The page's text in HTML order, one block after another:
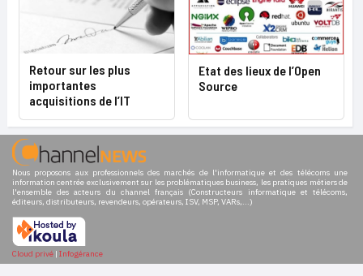
Retour sur les plus
importantes
acquisitions de l’IT
Etat des lieux de l’Open
Source
Nous proposons aux professionnels des marchés de l'informatique et des télécoms une
information centrée exclusivement sur les problématiques business, les pratiques métiers de
l'ensemble des acteurs du channel français (Constructeurs informatique et télécoms,
éditeurs, distributeurs, revendeurs, opérateurs, ISV, MSP, VARs,...)
Cloud privé | Infogérance